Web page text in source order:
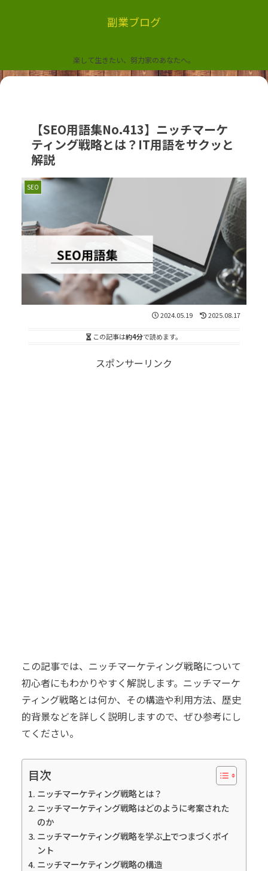
副業ブログ
楽して生きたい、努力家のあなたへ。
【SEO用語集No.413】ニッチマーケ
ティング戦略とは？IT用語をサクッと
解説
SEO
2024.05.19 2025.08.17
この記事は約4分で読めます。
スポンサーリンク
この記事では、ニッチマーケティング戦略について
初心者にもわかりやすく解説します。ニッチマーケ
ティング戦略とは何か、その構造や利用方法、歴史
的背景などを詳しく説明しますので、ぜひ参考にし
てください。
目次
ニッチマーケティング戦略とは？
ニッチマーケティング戦略はどのように考案された
のか
ニッチマーケティング戦略を学ぶ上でつまづくポイ
ント
ニッチマーケティング戦略の構造